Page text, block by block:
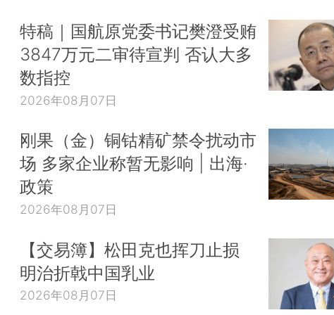
特稿｜国航原党委书记樊澄受贿
3847万元二审待宣判 否认大多
数指控
2026年08月07日
刚果（金）铜钴精矿禁令扰动市
场 多家企业称暂无影响 | 出海·
政策
2026年08月07日
【交易簿】松田克也挥刀止损
明治折戟中国乳业
2026年08月07日